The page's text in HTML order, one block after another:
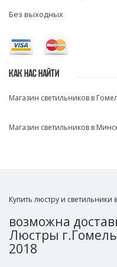
Без выходных
КАК НАС НАЙТИ
Магазин светильников в
Магазин светильников в
Купить люстру и
возможна
Люстры
2018